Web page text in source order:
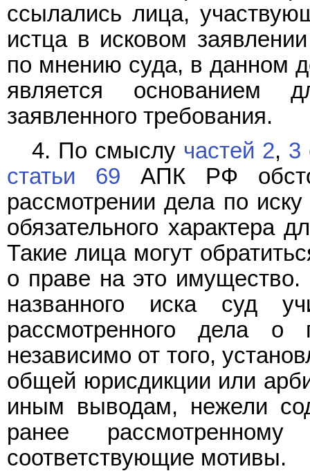
ссылались лица,
истца в исковом
по мнению суда, в данном
является основанием
заявленного требования.
4. По смыслу частей 2, 3
статьи 69 АПК РФ
рассмотрении дела по
обязательного характера
Такие лица могут
о праве на это
названного иска суд
рассмотренного дела
независимо от того,
общей юрисдикции или
иным выводам, нежели
ранее
соответствующие мотивы.